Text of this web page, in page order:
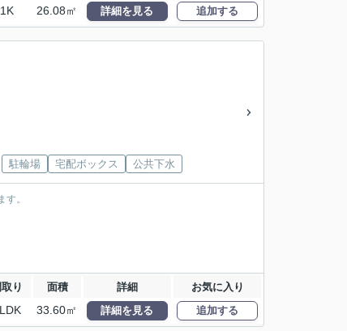
1K 26.08㎡ 詳細を見る 追加する
駐輪場 宅配ボックス 公共下水
。
取り 面積 詳細 お気に入り
33.60㎡ 詳細を見る 追加する